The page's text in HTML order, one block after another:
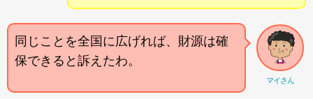
マイさん
同じことを全国に広げれば、財源は確
保できると訴えたわ。